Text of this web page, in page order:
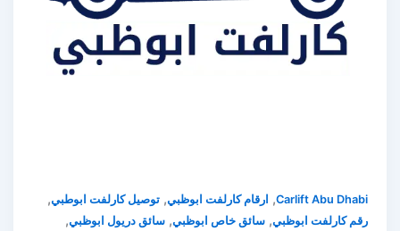
Carlift Abu Dhabi
, ارقام كارلفت ابوظبي,توصيل كارلفت ابوطبي,
رقم كارلفت ابوظبي,سائق خاص ابوظبي,سائق دريول ابوظبي,